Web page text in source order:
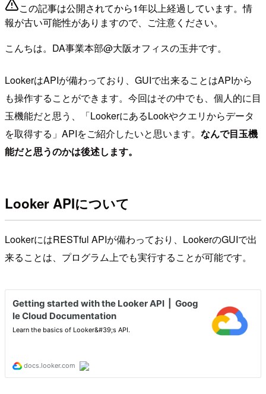
この記事は公開されてから1年以上経過しています。情
報が古い可能性がありますので、ご注意ください。
こんちは。DA事業本部@大阪オフィスの玉井です。
LookerはAPIが備わっており、GUIで出来ることはAPIから
も操作することができます。今回はその中でも、個人的に目
玉機能だと思う、「LookerにあるLookやクエリからデータ
を取得する」APIをご紹介したいと思います。 なんで目玉機
能だと思うのかは後述します。
Looker APIについて
LookerにはRESTful APIが備わっており、LookerのGUIで出
来ることは、プログラム上でも実行することが可能です。